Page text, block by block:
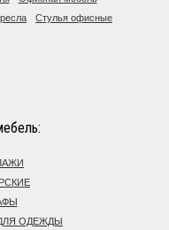
Стулья офисные
ОДЕЖДЫ